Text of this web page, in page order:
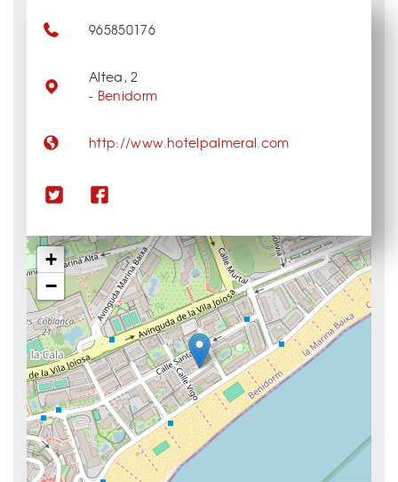
+
−
965850176
Altea, 2
- Benidorm
http://www.hotelpalmeral.com